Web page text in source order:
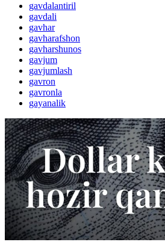
gavdalantiril
gavdali
gavhar
gavharafshon
gavharshunos
gavjum
gavjumlash
gavron
gavronla
gayanalik